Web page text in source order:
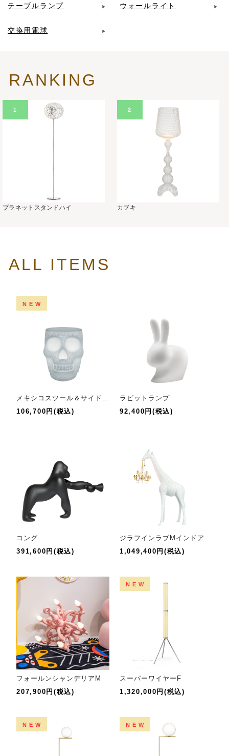
テーブルランプ ウォールライト
交換用電球
RANKING
1
プラネットスタンドハイ
2
カブキ
ALL ITEMS
NEW
106,700円(税込)
ラビットランプ
92,400円(税込)
コング
391,600円(税込)
ジラフインラブMインドア
1,049,400円(税込)
フォールンシャンデリアM
207,900円(税込)
NEW
スーパーワイヤーF
1,320,000円(税込)
NEW NEW